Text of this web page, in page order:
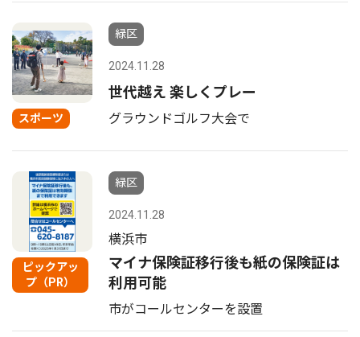
スポーツ
緑区
2024.11.28
世代越え 楽しくプレー
グラウンドゴルフ大会で
ピックアッ
プ（PR）
緑区
2024.11.28
横浜市
マイナ保険証移行後も紙の保険証は
利用可能
市がコールセンターを設置